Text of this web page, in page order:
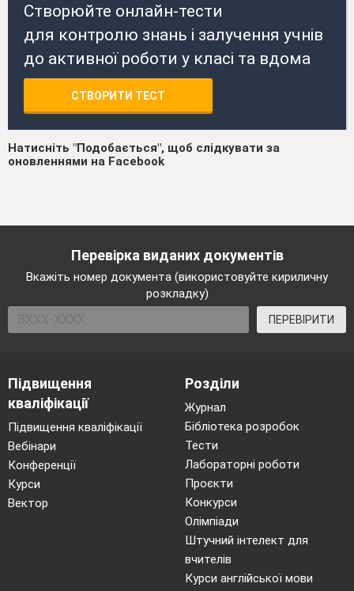
Створюйте онлайн-тести
для контролю знань і залучення учнів
до активної роботи у класі та вдома
СТВОРИТИ ТЕСТ
Натисніть "Подобається", щоб слідкувати за
оновленнями на Facebook
Перевірка виданих документів
Вкажіть номер документа (використовуйте кириличну
розкладку)
ПЕРЕВІРИТИ
Підвищення
кваліфікації
Підвищення кваліфікації
Вебінари
Конференції
Курси
Вектор
Розділи
Журнал
Бібліотека розробок
Тести
Лабораторні роботи
Проєкти
Конкурси
Олімпіади
Штучний інтелект для
вчителів
Курси англійської мови